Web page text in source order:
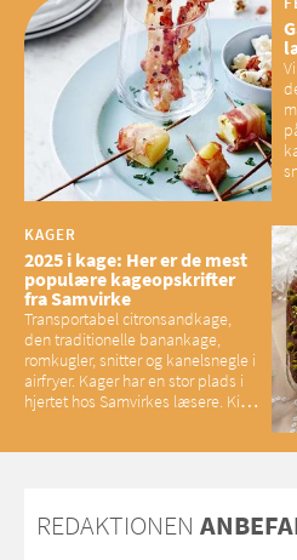
sociale fællesskaber
KAGER
2025 i kage: Her er de mest
populære kageopskrifter
fra Samvirke
Transportabel citronsandkage,
den traditionelle banankage,
romkugler, snitter og kanelsnegle i
airfryer. Kager har en stor plads i
hjertet hos Samvirkes læsere. Kig
REDAKTIONEN